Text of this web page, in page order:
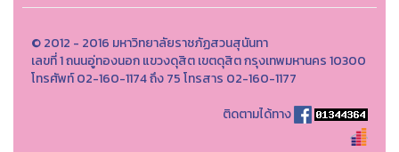
© 2012 - 2016 มหาวิทยาลัยราชภัฏสวนสุนันทา
เลขที่ 1 ถนนอู่ทองนอก แขวงดุสิต เขตดุสิต กรุงเทพมหานคร 10300
โทรศัพท์ 02-160-1174 ถึง 75 โทรสาร 02-160-1177
ติดตามได้ทาง